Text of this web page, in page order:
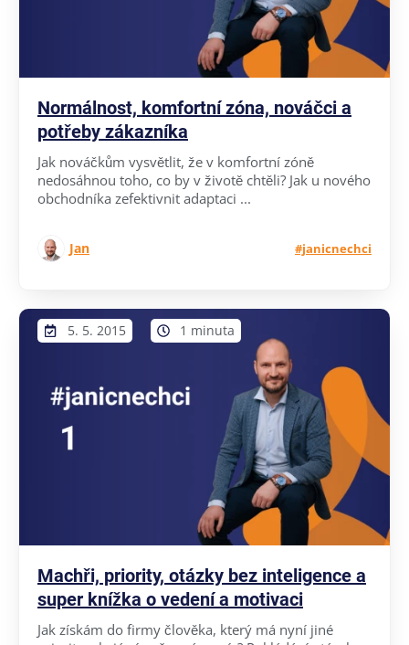
Normálnost, komfortní zóna, nováčci a
potřeby zákazníka
Jak nováčkům vysvětlit, že v komfortní zóně
nedosáhnou toho, co by v životě chtěli? Jak u nového
obchodníka zefektivnit adaptaci ...
Jan #janicnechci
5. 5. 2015 1 minuta
Machři, priority, otázky bez inteligence a
super knížka o vedení a motivaci
Jak získám do firmy člověka, který má nyní jiné